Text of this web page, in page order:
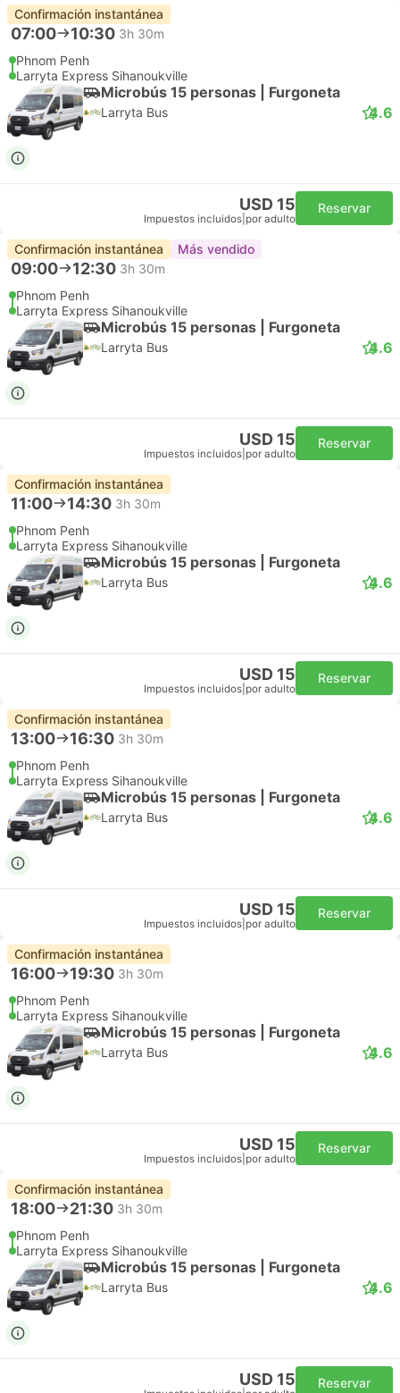
Confirmación instantánea
07:00 10:30 3h 30m
Phnom Penh
Larryta Express Sihanoukville
Microbús 15 personas | Furgoneta
Larryta Bus 4.6
USD 15
Impuestos incluidos por adulto
Reservar
Confirmación instantánea Más vendido
09:00 12:30 3h 30m
Phnom Penh
Larryta Express Sihanoukville
Microbús 15 personas | Furgoneta
Larryta Bus 4.6
USD 15
Impuestos incluidos por adulto
Reservar
Confirmación instantánea
11:00 14:30 3h 30m
Phnom Penh
Larryta Express Sihanoukville
Microbús 15 personas | Furgoneta
Larryta Bus 4.6
USD 15
Impuestos incluidos por adulto
Reservar
Confirmación instantánea
13:00 16:30 3h 30m
Phnom Penh
Larryta Express Sihanoukville
Microbús 15 personas | Furgoneta
Larryta Bus 4.6
USD 15
Impuestos incluidos por adulto
Reservar
Confirmación instantánea
16:00 19:30 3h 30m
Phnom Penh
Larryta Express Sihanoukville
Microbús 15 personas | Furgoneta
Larryta Bus 4.6
USD 15
Impuestos incluidos por adulto
Reservar
Confirmación instantánea
18:00 21:30 3h 30m
Phnom Penh
Larryta Express Sihanoukville
Microbús 15 personas | Furgoneta
Larryta Bus 4.6
USD 15 Reservar